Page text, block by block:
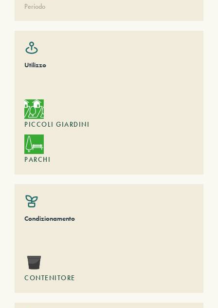
Periodo
Utilizzo
PICCOLI GIARDINI
PARCHI
Condizionamento
CONTENITORE